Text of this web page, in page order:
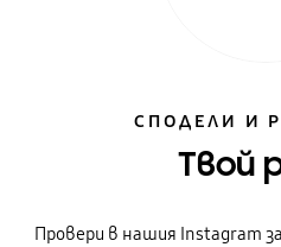
СПОДЕЛИ И
Твой
Провери в нашия Instagram